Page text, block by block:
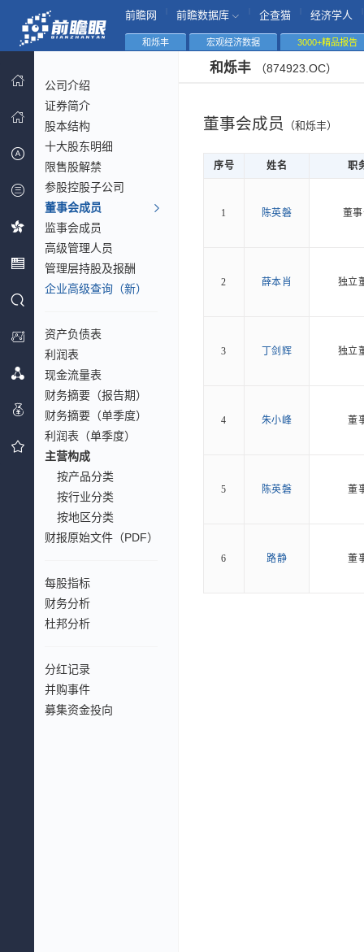
前瞻网 前瞻数据库 企查猫 经济学人
和烁丰 宏观经济数据 3000+精品报告
公司介绍
证券简介
股本结构
十大股东明细
限售股解禁
参股控股子公司
董事会成员
监事会成员
高级管理人员
管理层持股及报酬
企业高级查询（新）
资产负债表
利润表
现金流量表
财务摘要（报告期）
财务摘要（单季度）
利润表（单季度）
主营构成
按产品分类
按行业分类
按地区分类
财报原始文件（PDF）
每股指标
财务分析
杜邦分析
分红记录
并购事件
募集资金投向
和烁丰 （874923.OC）
董事会成员 （和烁丰）
序号 姓名 职
1 陈英磐 董
2 薛本肖 独立
3 丁剑辉 独立
4 朱小峰 董
5 陈英磐 董
6 路静 董